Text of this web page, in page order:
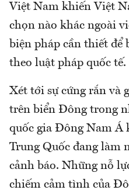
Việt Nam khiến Việt
chọn nào khác ngoài
biện pháp cần thiết để
theo luật pháp quốc tế.
Xét tới sự cứng rắn và
trên biển Đông trong
quốc gia Đông Nam Á
Trung Quốc đang làm
cảnh báo. Những nỗ
chiếm cảm tình của